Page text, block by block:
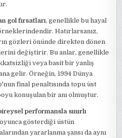
gol fırsatları, genellikle bu hayal
Hatırlarsanız,
gözleri önünde direkten dönen
değiştirir. Bu anlar, genellikle
veya basit bir yanlış
gelir. Örneğin, 1994 Dünya
final penaltısında topu üst
konuşulan bir anı olmuştur.
performansla sınırlı
gösterdiği üstün
yararlanma şansı da aynı